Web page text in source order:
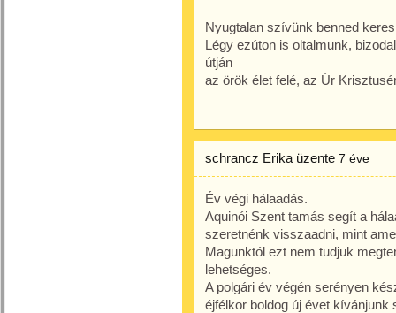
Nyugtalan szívünk benned
Légy ezúton is oltalmunk,
útján
az örök élet felé, az Úr
schrancz Erika üzente 7 éve
Év végi hálaadás.
Aquinói Szent tamás segít a
szeretnénk visszaadni, mint
Magunktól ezt nem tudjuk
lehetséges.
A polgári év végén serényen
éjfélkor boldog új évet kívánjunk